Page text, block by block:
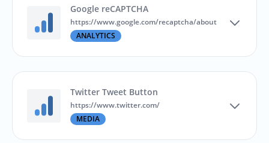
Google reCAPTCHA
https://www.google.com/recaptcha/about
ANALYTICS
Twitter Tweet Button
https://www.twitter.com/
MEDIA